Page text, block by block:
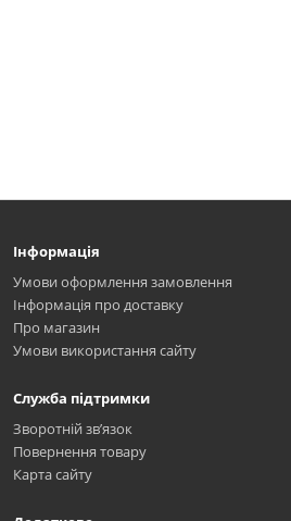
Інформація
Умови оформлення замовлення
Інформація про доставку
Про магазин
Умови використання сайту
Служба підтримки
Зворотній зв’язок
Повернення товару
Карта сайту